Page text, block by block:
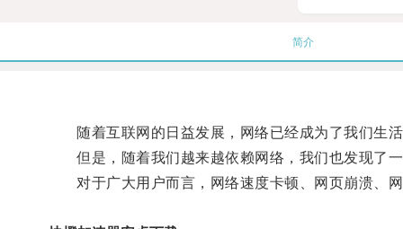
简介
随着互联网的日益发展，网络已经成为了我们生活
但是，随着我们越来越依赖网络，我们也发现了一
对于广大用户而言，网络速度卡顿、网页崩溃、网